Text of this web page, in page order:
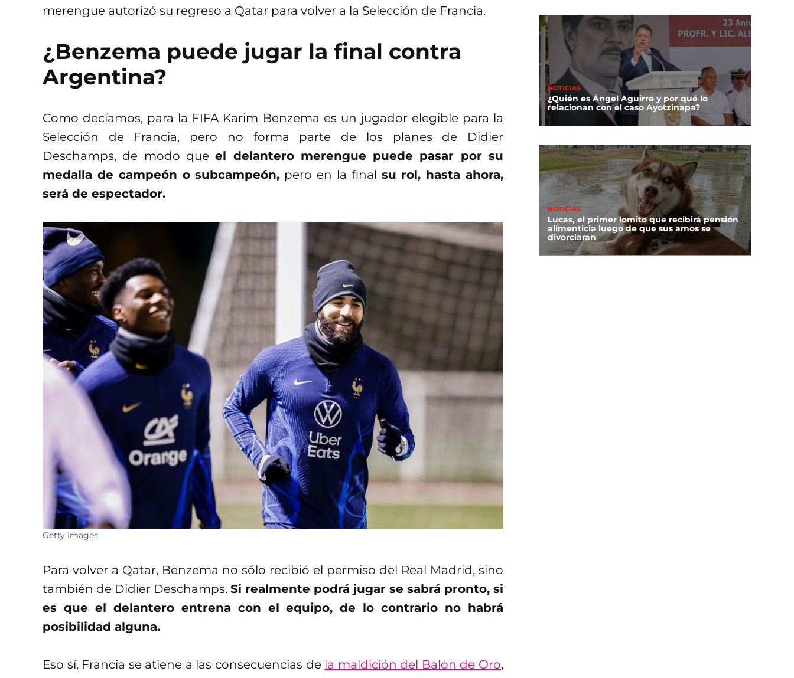
merengue autorizó su regreso a Qatar para volver a la Selección de Francia.
¿Benzema puede jugar la final contra
Argentina?
Como decíamos, para la FIFA Karim Benzema es un jugador elegible para la
Selección de Francia, pero no forma parte de los planes de Didier
Deschamps, de modo queel delantero merengue puede pasar por su
medalla de campeón o subcampeón, pero en la final su rol, hasta ahora,
será de espectador.
Getty Images
Para volver a Qatar, Benzema no sólo recibió el permiso del Real Madrid, sino
también de Didier Deschamps. Si realmente podrá jugar se sabrá pronto, si
es que el delantero entrena con el equipo, de lo contrario no habrá
posibilidad alguna.
Eso sí, Francia se atiene a las consecuencias de la maldición del Balón de Oro,
NOTICIAS
¿Quién es Ángel Aguirre y por qué lo
relacionan con el caso Ayotzinapa?
NOTICIAS
Lucas, el primer lomito que recibirá pensión
alimenticia luego de que sus amos se
divorciaran